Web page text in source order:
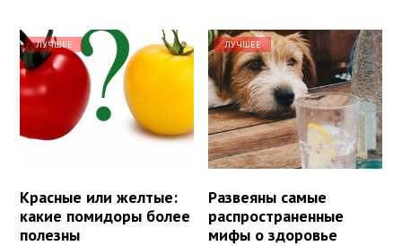
ЛУЧШЕЕ
Красные или желтые:
какие помидоры более
полезны
ЛУЧШЕЕ
Развеяны самые
распространенные
мифы о здоровье